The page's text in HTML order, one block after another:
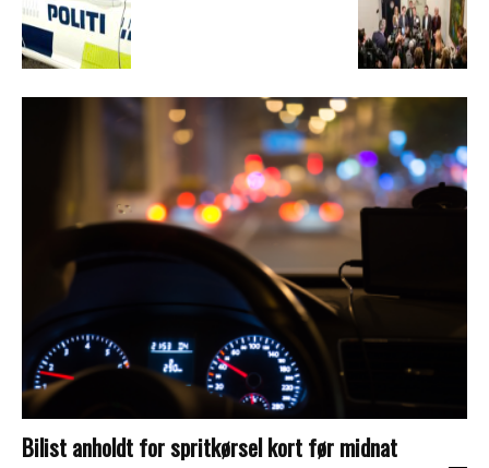
Bilist anholdt for spritkørsel kort før midnat